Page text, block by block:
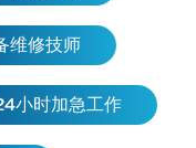
维修技师
小时加急工作